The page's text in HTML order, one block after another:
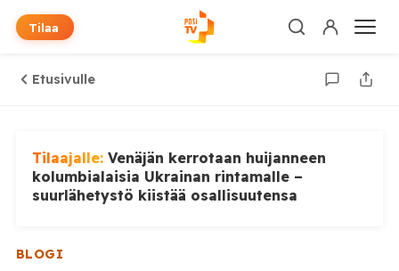
Tilaa
Etusivulle
Tilaajalle: Venäjän kerrotaan huijanneen
kolumbialaisia Ukrainan rintamalle –
suurlähetystö kiistää osallisuutensa
BLOGI